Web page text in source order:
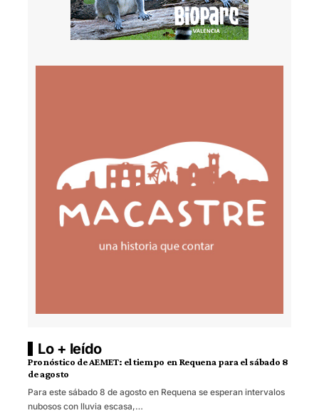
Lo + leído
Pronóstico de AEMET: el tiempo en Requena para el sábado 8
de agosto
Para este sábado 8 de agosto en Requena se esperan intervalos
nubosos con lluvia escasa,…